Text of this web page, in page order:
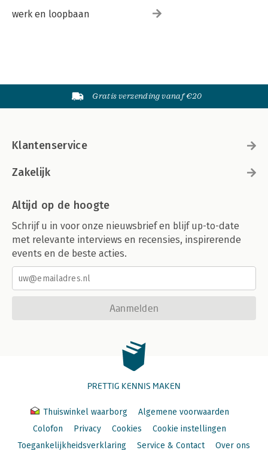
werk en loopbaan
Gratis verzending vanaf €20
Klantenservice
Zakelijk
Altijd op de hoogte
Schrijf u in voor onze nieuwsbrief en blijf up-to-date
met relevante interviews en recensies, inspirerende
events en de beste acties.
Aanmelden
PRETTIG KENNIS MAKEN
Thuiswinkel waarborg
Algemene voorwaarden
Colofon
Privacy Cookies
Cookie instellingen
Toegankelijkheidsverklaring
Service & Contact Over ons